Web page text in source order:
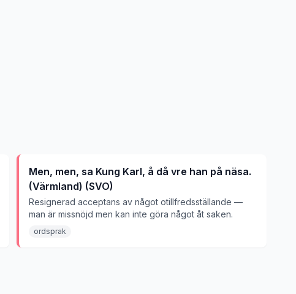
Men, men, sa Kung Karl, å då vre han på näsa.
(Värmland) (SVO)
Resignerad acceptans av något otillfredsställande —
man är missnöjd men kan inte göra något åt saken.
ordsprak